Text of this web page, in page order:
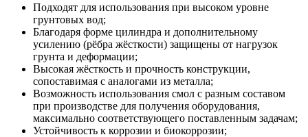
Подходят для использования при высоком уровне
грунтовых вод;
Благодаря форме цилиндра и дополнительному
усилению (рёбра жёсткости) защищены от нагрузок
грунта и деформации;
Высокая жёсткость и прочность конструкции,
сопоставимая с аналогами из металла;
Возможность использования смол с разным составом
при производстве для получения оборудования,
максимально соответствующего поставленным задачам;
Устойчивость к коррозии и биокоррозии;